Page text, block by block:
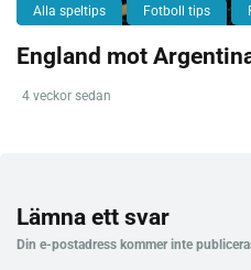
Alla speltips Fotboll tips
England mot
4 veckor sedan
Lämna ett svar
Din e-postadress kommer inte